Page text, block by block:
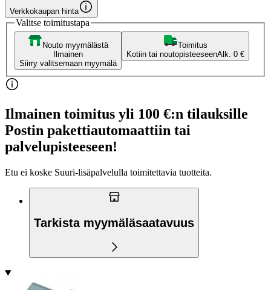
Verkkokaupan hinta
Valitse toimitustapa
Nouto myymälästä
Ilmainen
Siirry valitsemaan myymälä
Toimitus
Kotiin tai noutopisteeseenAlk. 0 €
Ilmainen toimitus yli 100 €:n tilauksille
Postin pakettiautomaattiin tai
palvelupisteeseen!
Etu ei koske Suuri‑lisäpalvelulla toimitettavia tuotteita.
Tarkista myymäläsaatavuus